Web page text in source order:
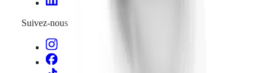
Suivez-nous